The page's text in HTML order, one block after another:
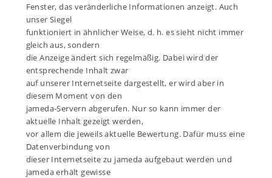
Fenster, das veränderliche Informationen anzeigt. Auch
unser Siegel
funktioniert in ähnlicher Weise, d. h. es sieht nicht immer
gleich aus, sondern
die Anzeige ändert sich regelmäßig. Dabei wird der
entsprechende Inhalt zwar
auf unserer Internetseite dargestellt, er wird aber in
diesem Moment von den
jameda-Servern abgerufen. Nur so kann immer der
aktuelle Inhalt gezeigt werden,
vor allem die jeweils aktuelle Bewertung. Dafür muss eine
Datenverbindung von
dieser Internetseite zu jameda aufgebaut werden und
jameda erhält gewisse